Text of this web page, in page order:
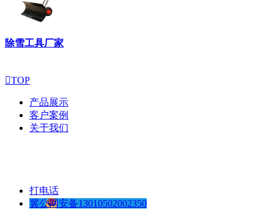
除雪工具厂家
TOP
产品展示
客户案例
关于我们
打电话
冀公网安备13010502002350